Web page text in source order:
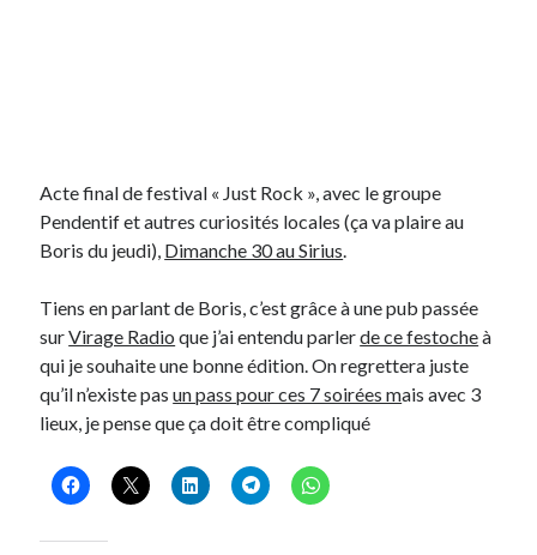
Acte final de festival « Just Rock », avec le groupe
Pendentif et autres curiosités locales (ça va plaire au
Boris du jeudi), Dimanche 30 au Sirius.
Tiens en parlant de Boris, c’est grâce à une pub passée
surVirage Radio que j’ai entendu parlerde ce festocheà
qui je souhaite une bonne édition. On regrettera juste
qu’il n’existe pasun pass pour ces 7 soirées mais avec 3
lieux, je pense que ça doit être compliqué